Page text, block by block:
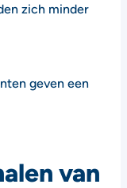
zich minder
geven een
van